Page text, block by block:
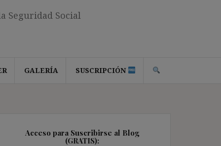
Seguridad Social
GALERÍA SUSCRIPCIÓN
Acceso para Suscribirse al Blog
(GRATIS):